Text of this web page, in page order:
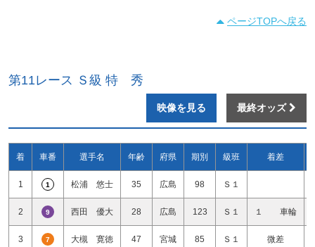
ページTOPへ戻る
第11レース Ｓ級 特 秀
映像を見る 最終オッズ
着 車番 選手名 年齢 府県 期別 級班 着差
1 1 松浦 悠士 35 広島 98 Ｓ１
2 9 西田 優大 28 広島 123 Ｓ１ １ 車輪
3 7 大槻 寛徳 47 宮城 85 Ｓ１ 微差